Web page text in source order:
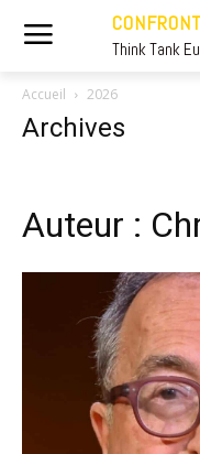
Think Tank
Accueil 2026
Archives
Auteur :